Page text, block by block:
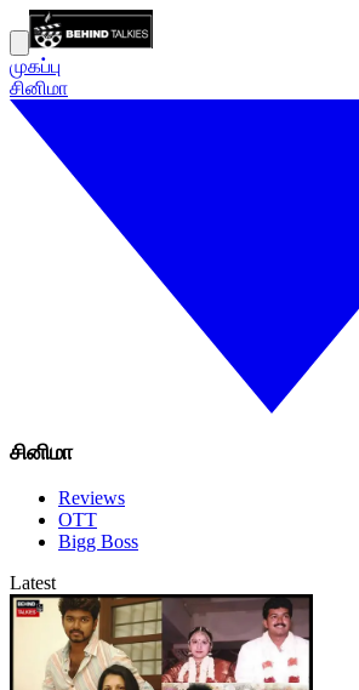
முகப்பு
சினிமா
சினிமா
Reviews
OTT
Bigg Boss
Latest